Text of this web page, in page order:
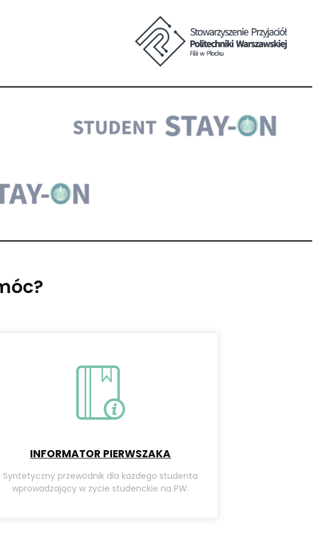
INFORMATOR PIERWSZAKA
Syntetyczny przewodnik dla każdego studenta
wprowadzający w życie studenckie na PW.